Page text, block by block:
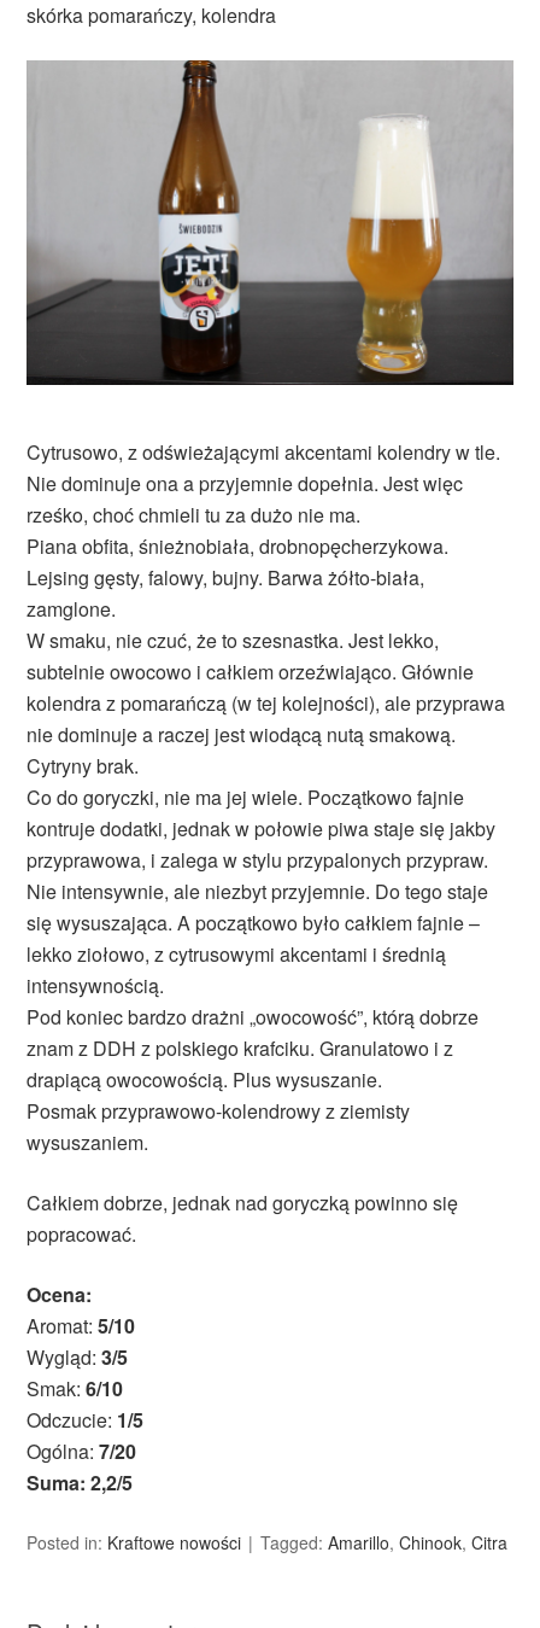
skórka pomarańczy, kolendra
Cytrusowo, z odświeżającymi akcentami kolendry w tle.
Nie dominuje ona a przyjemnie dopełnia. Jest więc
rześko, choć chmieli tu za dużo nie ma.
Piana obfita, śnieżnobiała, drobnopęcherzykowa.
Lejsing gęsty, falowy, bujny. Barwa żółto-biała,
zamglone.
W smaku, nie czuć, że to szesnastka. Jest lekko,
subtelnie owocowo i całkiem orzeźwiająco. Głównie
kolendra z pomarańczą (w tej kolejności), ale przyprawa
nie dominuje a raczej jest wiodącą nutą smakową.
Cytryny brak.
Co do goryczki, nie ma jej wiele. Początkowo fajnie
kontruje dodatki, jednak w połowie piwa staje się jakby
przyprawowa, i zalega w stylu przypalonych przypraw.
Nie intensywnie, ale niezbyt przyjemnie. Do tego staje
się wysuszająca. A początkowo było całkiem fajnie –
lekko ziołowo, z cytrusowymi akcentami i średnią
intensywnością.
Pod koniec bardzo drażni „owocowość”, którą dobrze
znam z DDH z polskiego krafciku. Granulatowo i z
drapiącą owocowością. Plus wysuszanie.
Posmak przyprawowo-kolendrowy z ziemisty
wysuszaniem.
Całkiem dobrze, jednak nad goryczką powinno się
popracować.
Ocena:
Aromat:5/10
Wygląd:3/5
Smak:6/10
Odczucie: 1/5
Ogólna:7/20
Suma: 2,2/5
Posted in: Kraftowe nowości Tagged:Amarillo,Chinook,Citra